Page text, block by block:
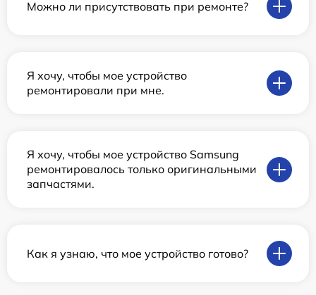
Можно ли присутствовать при ремонте?
Я хочу, чтобы мое устройство
ремонтировали при мне.
Я хочу, чтобы мое устройство Samsung
ремонтировалось только оригинальными
запчастями.
Как я узнаю, что мое устройство готово?